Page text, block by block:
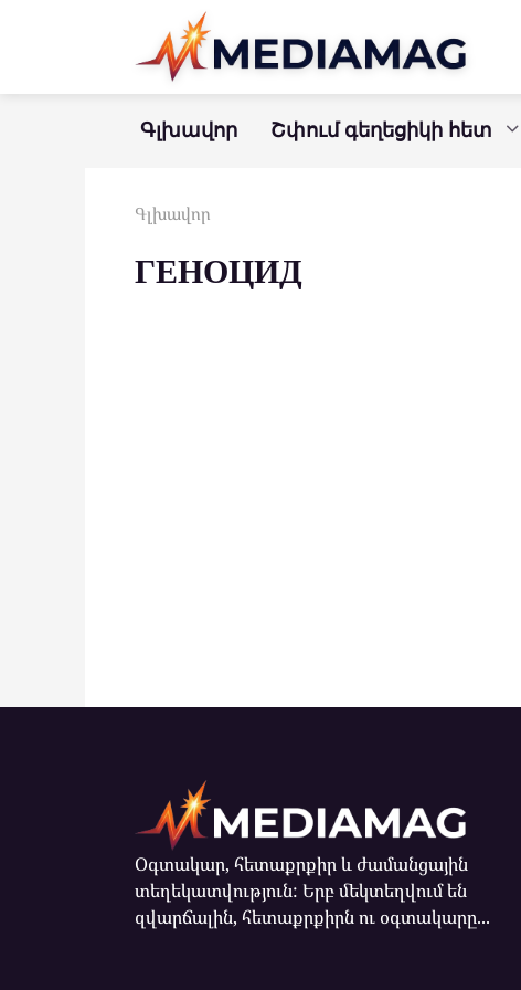
Գլխավոր Շփում գեղեցիկի հետ
Գլխավոր
ГЕНОЦИД
Օգտակար, հետաքրքիր և ժամանցային
տեղեկատվություն: Երբ մեկտեղվում են
զվարճալին, հետաքրքիրն ու օգտակարը...